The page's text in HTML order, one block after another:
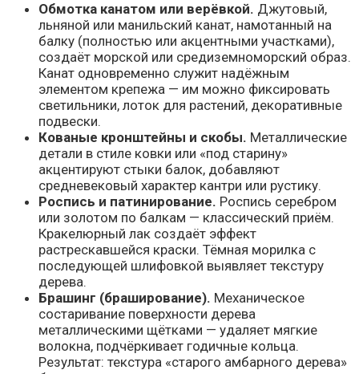
Обмотка канатом или верёвкой. Джутовый,
льняной или манильский канат, намотанный на
балку (полностью или акцентными участками),
создаёт морской или средиземноморский образ.
Канат одновременно служит надёжным
элементом крепежа — им можно фиксировать
светильники, лоток для растений, декоративные
подвески.
Кованые кронштейны и скобы. Металлические
детали в стиле ковки или «под старину»
акцентируют стыки балок, добавляют
средневековый характер кантри или рустику.
Роспись и патинирование. Роспись серебром
или золотом по балкам — классический приём.
Кракелюрный лак создаёт эффект
растрескавшейся краски. Тёмная морилка с
последующей шлифовкой выявляет текстуру
дерева.
Брашинг (браширование). Механическое
состаривание поверхности дерева
металлическими щётками — удаляет мягкие
волокна, подчёркивает годичные кольца.
Результат: текстура «старого амбарного дерева»